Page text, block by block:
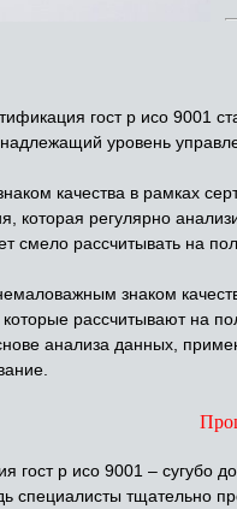
гост р исо 9001
уровень
качества в рамках
которая регулярно
смело рассчитывать на
знаком
которые рассчитывают на
анализа данных,
гост р исо 9001 – сугубо
специалисты тщательно